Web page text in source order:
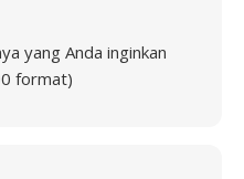
yang Anda inginkan
format)